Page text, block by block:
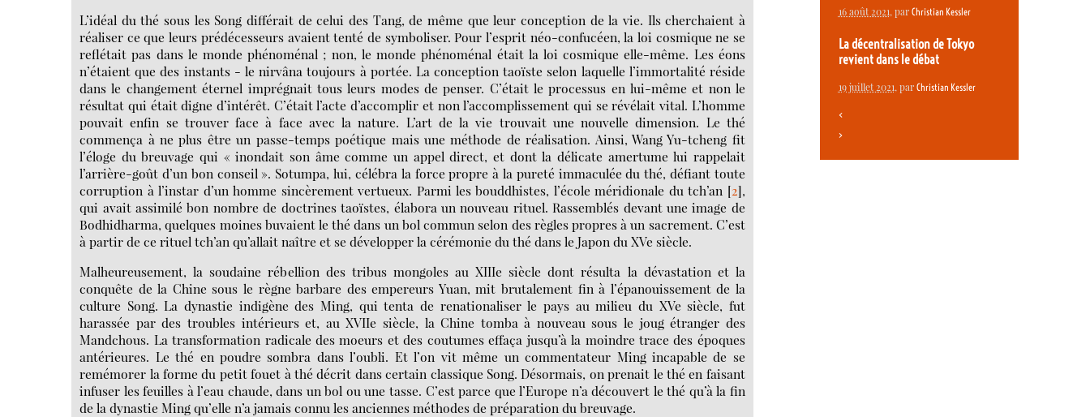
L’idéal du thé sous les Song différait de celui des Tang, de même que leur conception de la vie. Ils cherchaient à
réaliser ce que leurs prédécesseurs avaient tenté de symboliser. Pour l’esprit néo-confucéen, la loi cosmique ne se
reflétait pas dans le monde phénoménal ; non, le monde phénoménal était la loi cosmique elle-même. Les éons
n’étaient que des instants - le nirvâna toujours à portée. La conception taoïste selon laquelle l’immortalité réside
dans le changement éternel imprégnait tous leurs modes de penser. C’était le processus en lui-même et non le
résultat qui était digne d’intérêt. C’était l’acte d’accomplir et non l’accomplissement qui se révélait vital. L’homme
pouvait enfin se trouver face à face avec la nature. L’art de la vie trouvait une nouvelle dimension. Le thé
commença à ne plus être un passe-temps poétique mais une méthode de réalisation. Ainsi, Wang Yu-tcheng fit
l’éloge du breuvage qui « inondait son âme comme un appel direct, et dont la délicate amertume lui rappelait
l’arrière-goût d’un bon conseil ». Sotumpa, lui, célébra la force propre à la pureté immaculée du thé, défiant toute
corruption à l’instar d’un homme sincèrement vertueux. Parmi les bouddhistes, l’école méridionale du tch’an [2],
qui avait assimilé bon nombre de doctrines taoïstes, élabora un nouveau rituel. Rassemblés devant une image de
Bodhidharma, quelques moines buvaient le thé dans un bol commun selon des règles propres à un sacrement. C’est
à partir de ce rituel tch’an qu’allait naître et se développer la cérémonie du thé dans le Japon du XVe siècle.
Malheureusement, la soudaine rébellion des tribus mongoles au XIIIe siècle dont résulta la dévastation et la
conquête de la Chine sous le règne barbare des empereurs Yuan, mit brutalement fin à l’épanouissement de la
culture Song. La dynastie indigène des Ming, qui tenta de renationaliser le pays au milieu du XVe siècle, fut
harassée par des troubles intérieurs et, au XVIIe siècle, la Chine tomba à nouveau sous le joug étranger des
Mandchous. La transformation radicale des moeurs et des coutumes effaça jusqu’à la moindre trace des époques
antérieures. Le thé en poudre sombra dans l’oubli. Et l’on vit même un commentateur Ming incapable de se
remémorer la forme du petit fouet à thé décrit dans certain classique Song. Désormais, on prenait le thé en faisant
infuser les feuilles à l’eau chaude, dans un bol ou une tasse. C’est parce que l’Europe n’a découvert le thé qu’à la fin
de la dynastie Ming qu’elle n’a jamais connu les anciennes méthodes de préparation du breuvage.
16 août 2021, par Christian Kessler
La décentralisation de Tokyo
revient dans le débat
19 juillet 2021, par Christian Kessler
<
>